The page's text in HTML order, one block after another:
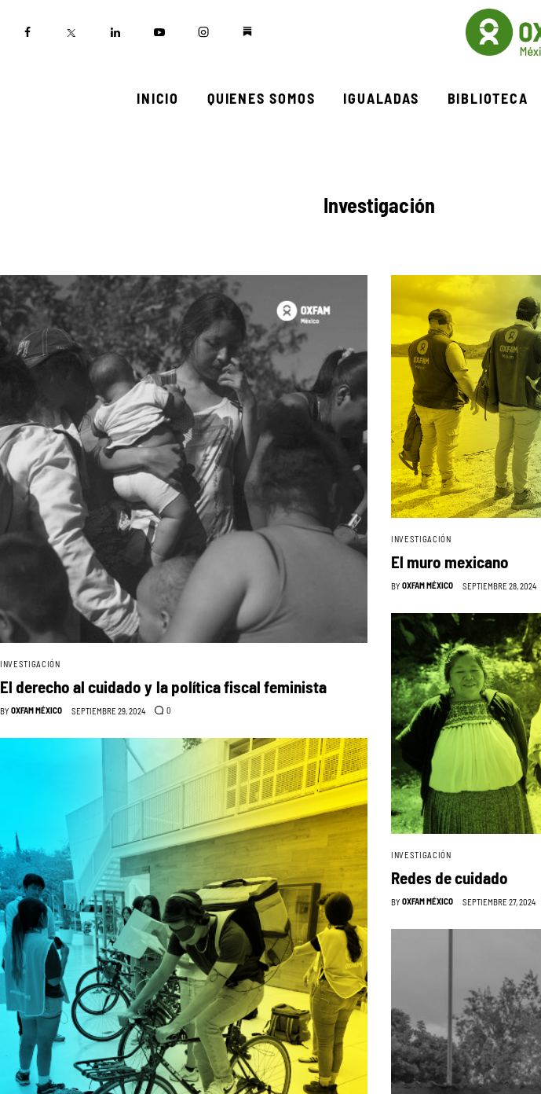
INICIO QUIENES SOMOS IGUALADAS BIBLIOTECA
Investigación
INVESTIGACIÓN
El derecho al cuidado y la política fiscal feminista
BY OXFAM MÉXICO SEPTIEMBRE 29, 2024 0
INVESTIGACIÓN
El muro mexicano
BY OXFAM MÉXICO SEPTIEMBRE 28, 2024
INVESTIGACIÓN
Redes de cuidado
BY OXFAM MÉXICO SEPTIEMBRE 27, 2024